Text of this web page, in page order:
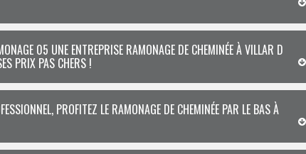
05 UNE ENTREPRISE RAMONAGE DE CHEMINÉE À VILLAR D
PRIX PAS CHERS !
PROFITEZ LE RAMONAGE DE CHEMINÉE PAR LE BAS À